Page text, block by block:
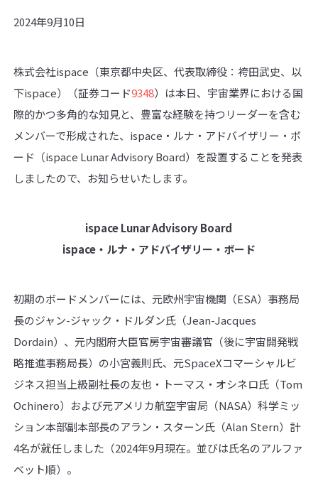
2024年9月10日
株式会社ispace（東京都中央区、代表取締役：袴田武史、以
下ispace）（証券コード9348）は本日、宇宙業界における国
際的かつ多角的な知見と、豊富な経験を持つリーダーを含む
メンバーで形成された、ispace・ルナ・アドバイザリー・ボ
ード（ispace Lunar Advisory Board）を設置することを発表
しましたので、お知らせいたします。
ispace Lunar Advisory Board
ispace・ルナ・アドバイザリー・ボード
初期のボードメンバーには、元欧州宇宙機関（ESA）事務局
長のジャン-ジャック・ドルダン氏（Jean-Jacques
Dordain）、元内閣府大臣官房宇宙審議官（後に宇宙開発戦
略推進事務局長）の小宮義則氏、元SpaceXコマーシャルビ
ジネス担当上級副社長の友也・トーマス・オシネロ氏（Tom
Ochinero）および元アメリカ航空宇宙局（NASA）科学ミッ
ション本部副本部長のアラン・スターン氏（Alan Stern）計
4名が就任しました（2024年9月現在。並びは氏名のアルファ
ベット順）。